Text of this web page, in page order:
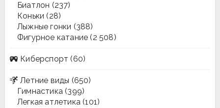
Биатлон (237)
Коньки (28)
Лыжные гонки (388)
Фигурное катание (2 508)
Киберспорт (60)
Летние виды (650)
Гимнастика (399)
Легкая атлетика (101)